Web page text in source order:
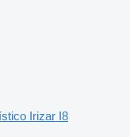
Irizar I8